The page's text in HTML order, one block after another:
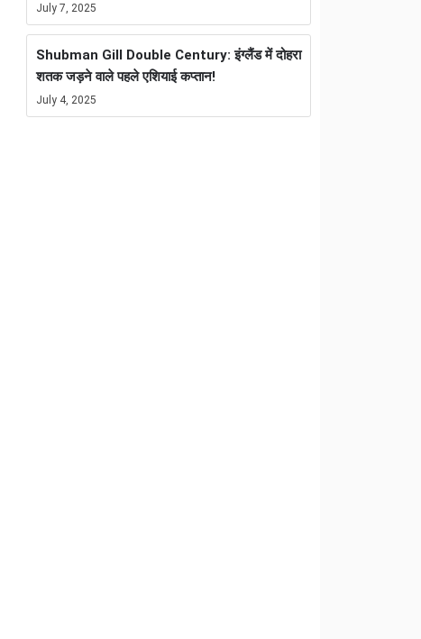
July 7, 2025
Shubman Gill Double Century: इंग्लैंड में दोहरा
शतक जड़ने वाले पहले एशियाई कप्तान!
July 4, 2025